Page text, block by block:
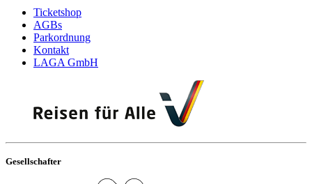
Ticketshop
AGBs
Parkordnung
Kontakt
LAGA GmbH
Gesellschafter